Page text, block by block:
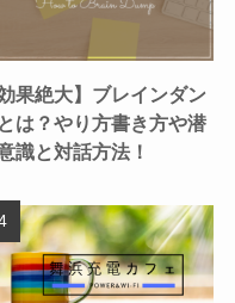
効果絶大】ブレインダン
は？やり方書き方や潜
識と対話方法！